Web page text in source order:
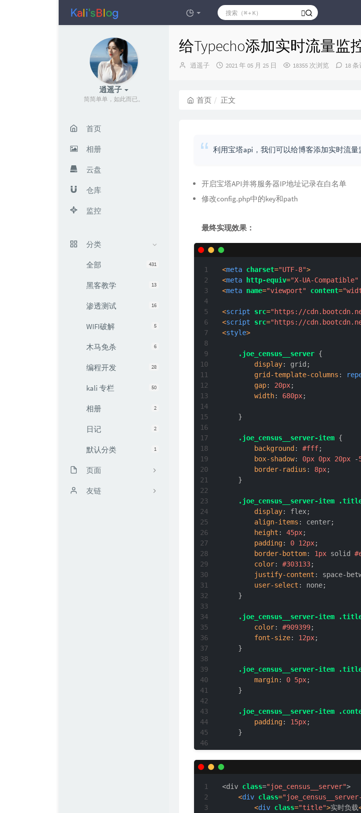
逍遥子
简简单单，如此而已。
首页
相册
云盘
仓库
监控
分类
431
全部
13
黑客教学
16
渗透测试
5
WIFI破解
6
木马免杀
28
编程开发
50
kali 专栏
2
相册
2
日记
1
默认分类
页面
时光机
友链
给Typecho添加实时流量监
博
逍遥子
发
2021 年 05 月 25 日 18355 次浏览 18
首页 正文
利用宝塔api，我们可以给博客添加实时流量
开启宝塔API并将服务器IP地址记录在白名单
修改config.php中的key和path
最终实现效果：
<meta charset="UTF-8">
<meta http-equiv="X-UA-Compatible"
<meta name="viewport" content=
<script src="https://
<script src="https://
<style>
.joe_census__server {
display: grid;
grid-template-columns :
gap: 20px;
width: 680px;
    }
.joe_census__server-item {
background: #fff;
box-shadow: 0px 0px 20px -
border-radius : 8px;
    }
.joe_census__server-item
display: flex;
align-items : center;
height : 45px;
padding: 0 12px;
border-bottom: 1px solid
color: #303133;
justify-content : space-
user-select : none;
    }
.joe_census__server-item
color: #909399;
font-size: 12px;
    }
.joe_census__server-item
margin: 0 5px;
    }
.joe_census__server-item
padding: 15px;
    }
style>
<div class="joe_census__server">
<div class=
<div class="title">实时负载